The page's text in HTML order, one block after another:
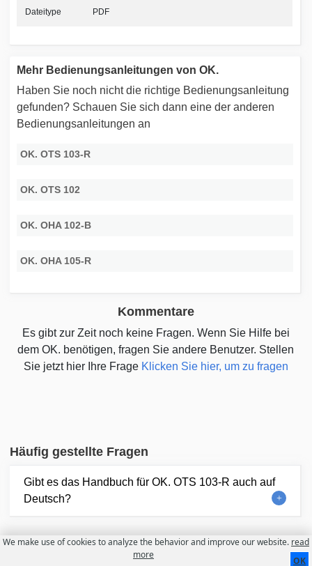
Dateitype PDF
Mehr Bedienungsanleitungen von OK.
Haben Sie noch nicht die richtige Bedienungsanleitung
gefunden? Schauen Sie sich dann eine der anderen
Bedienungsanleitungen an
OK. OTS 103-R
OK. OTS 102
OK. OHA 102-B
OK. OHA 105-R
Kommentare
Es gibt zur Zeit noch keine Fragen. Wenn Sie Hilfe bei
dem OK. benötigen, fragen Sie andere Benutzer. Stellen
Sie jetzt hier Ihre Frage Klicken Sie hier, um zu fragen
Häufig gestellte Fragen
Gibt es das Handbuch für OK. OTS 103-R auch auf
Deutsch?
Nutzungsbedingungen
We make use of cookies to analyze the behavior and improve our website. read
more
OK